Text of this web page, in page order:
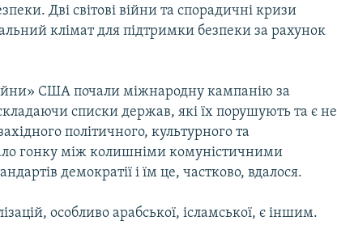
Дві світові війни та спорадичні кризи
клімат для підтримки безпеки за рахунок
США почали міжнародну кампанію за
списки держав, які їх порушують та є не
політичного, культурного та
гонку між колишніми комуністичними
демократії і їм це, частково, вдалося.
особливо арабської, ісламської, є іншим.